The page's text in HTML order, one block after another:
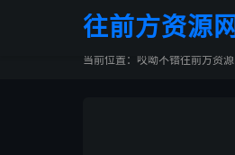
往前方资源
当前位置： 哎呦不错往前方资